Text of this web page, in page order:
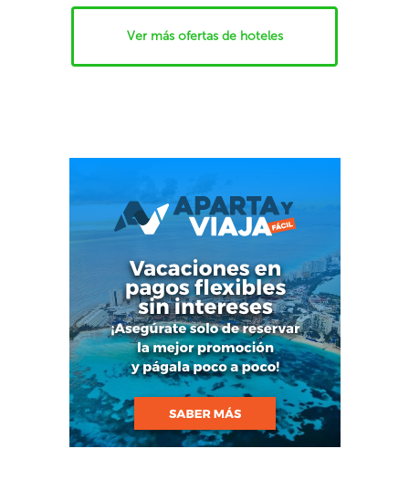
Ver más ofertas de hoteles